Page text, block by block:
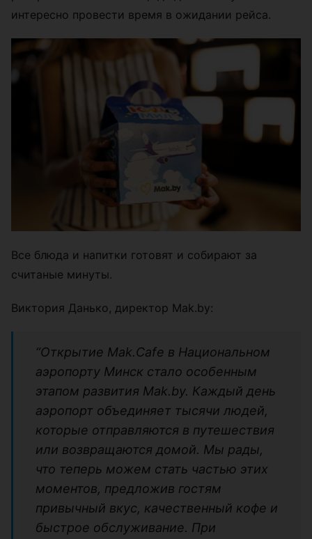
интересно провести время в ожидании рейса.
Все блюда и напитки готовят и собирают за
считаные минуты.
Виктория Данько, директор Mak.by:
“Открытие Mak.Cafe в Национальном
аэропорту Минск стало особенным
этапом развития Mak.by. Каждый день
аэропорт объединяет тысячи людей,
которые отправляются в путешествия
или возвращаются домой. Мы рады,
что теперь можем стать частью этих
моментов, предложив гостям
привычный вкус, качественный кофе и
быстрое обслуживание. При